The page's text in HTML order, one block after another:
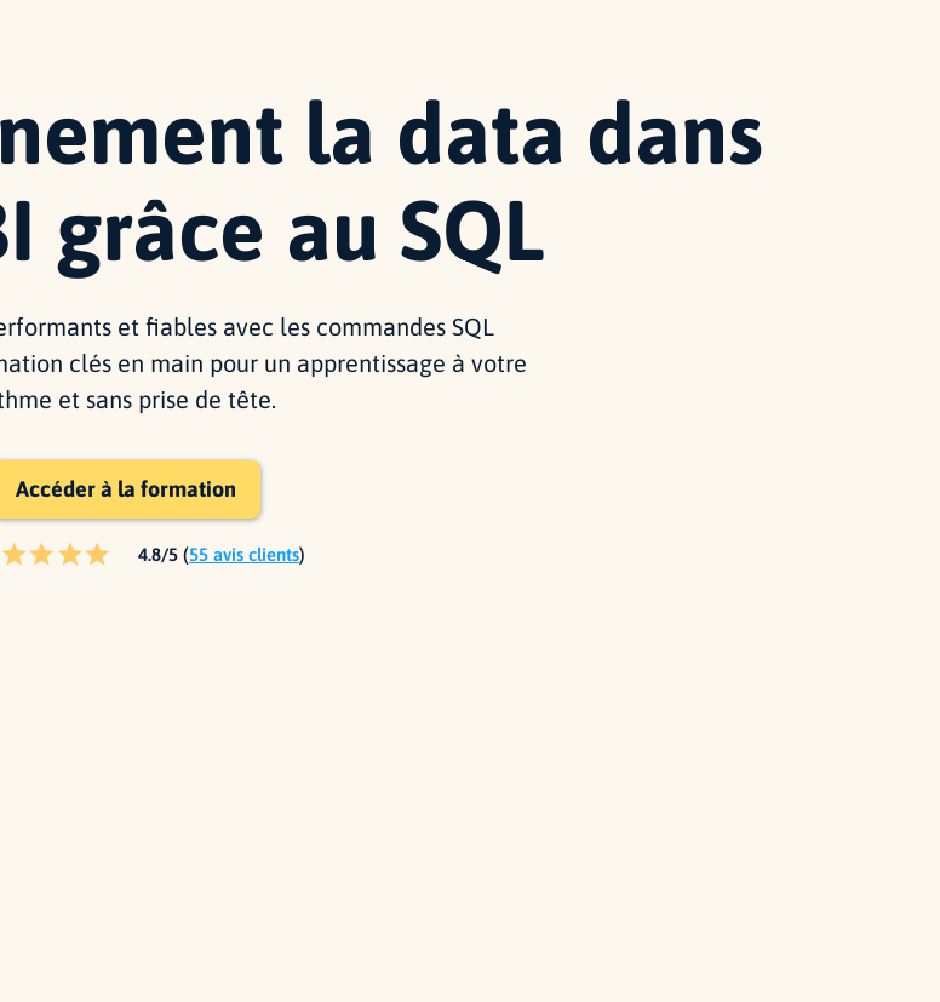
la data dans
grâce au SQL
et fiables avec les commandes SQL
clés en main pour un apprentissage à votre
et sans prise de tête.
Accéder à la formation
4.8/5 (55 avis clients)